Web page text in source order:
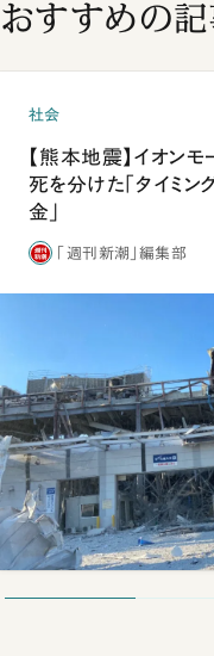
おすすめの記
社会
【熊本地震】イオン
死を分けた「タイミン
金」
「週刊新潮」編集部